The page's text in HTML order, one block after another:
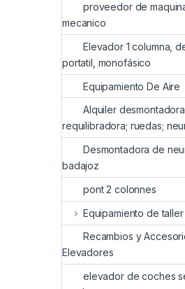
proveedor de
mecanico
Elevador 1 columna,
portatil, monofásico
Equipamiento De Aire
Alquiler
requilibradora; ruedas;
Desmontadora de
badajoz
pont 2 colonnes
Equipamiento de taller
Recambios y
Elevadores
elevador de coches